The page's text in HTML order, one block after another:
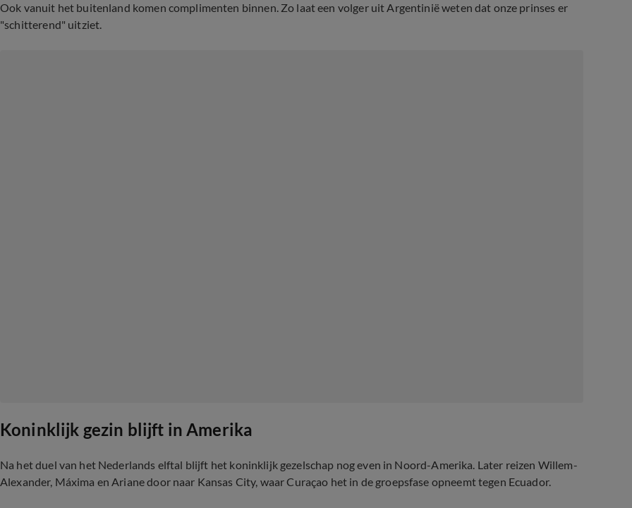
Ook vanuit het buitenland komen complimenten binnen. Zo laat een volger uit Argentinië weten dat onze prinses er
"schitterend" uitziet.
Koninklijk gezin blijft in Amerika
Na het duel van het Nederlands elftal blijft het koninklijk gezelschap nog even in Noord-Amerika. Later reizen Willem-
Alexander, Máxima en Ariane door naar Kansas City, waar Curaçao het in de groepsfase opneemt tegen Ecuador.